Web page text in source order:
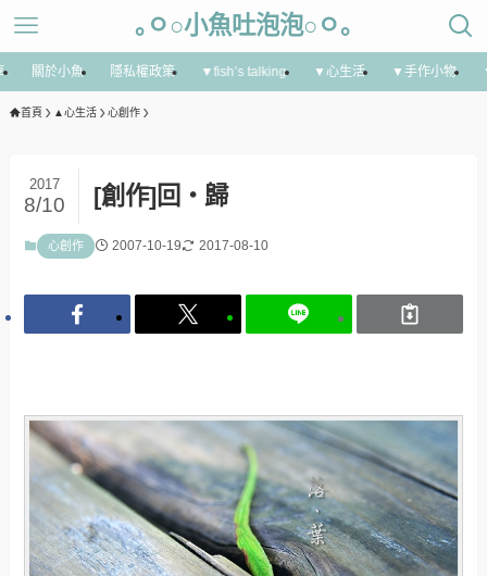
｡ㅇ○小魚吐泡泡○ㅇ｡
關於小魚 隱私權政策 ▼fish’s talking ▼心生活 ▼手作小物
首頁 ▲心生活 心創作
[創作]回‧歸
2017
8/10
心創作 2007-10-19 2017-08-10